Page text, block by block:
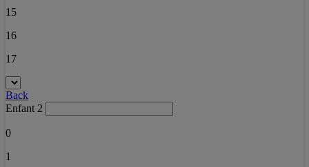
15
16
17
Back
Enfant 2
0
1